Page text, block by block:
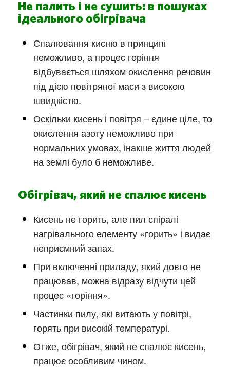
Не палить і не сушить: в пошуках
ідеального обігрівача
Спалювання кисню в принципі
неможливо, а процес горіння
відбувається шляхом окислення речовин
під дією повітряної маси з високою
швидкістю.
Оскільки кисень і повітря – єдине ціле, то
окислення азоту неможливо при
нормальних умовах, інакше життя людей
на землі було б неможливе.
Обігрівач, який не спалює кисень
Кисень не горить, але пил спіралі
нагрівального елементу «горить» і видає
неприємний запах.
При включенні приладу, який довго не
працював, можна відразу відчути цей
процес «горіння».
Частинки пилу, які витають у повітрі,
горять при високій температурі.
Отже, обігрівач, який не спалює кисень,
працює особливим чином.